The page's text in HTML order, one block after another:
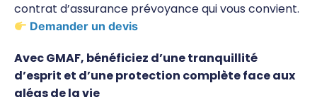
contrat d’assurance prévoyance qui vous convient.
Demander un devis
Avec GMAF, bénéficiez d’une tranquillité
d’esprit et d’une protection complète face aux
aléas de la vie